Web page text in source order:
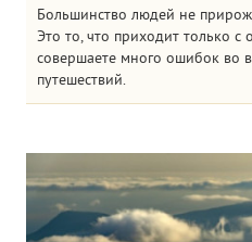
Большинство людей не
Это то, что приходит только с
совершаете много ошибок во
путешествий.